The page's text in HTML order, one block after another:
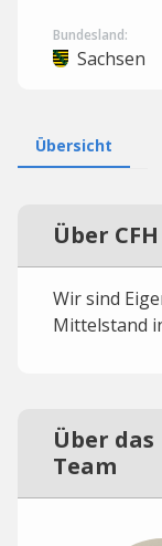
Bundesland:
Sachsen
Übersicht
Über
Wir sind
Mittelstand
Über das
Team